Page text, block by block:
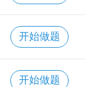
开始做题
开始做题